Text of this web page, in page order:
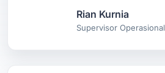
Rian Kurnia
Supervisor Operasional